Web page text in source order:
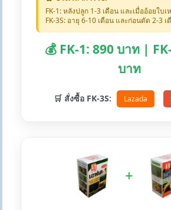
FK-1: หลังปลูก 1-3 เดือน และเมื่ออ้อยใบเ
FK-3S: อายุ 6-10 เดือน และก่อนตัด 2-3 เ
💰 FK-1: 890 บาท |
บาท
🛒 สั่งซื้อ FK-3S: Lazada
+